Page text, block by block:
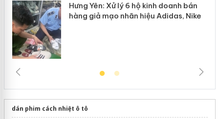
Hưng Yên: Xử lý 6 hộ kinh doanh bán
hàng giả mạo nhãn hiệu Adidas, Nike
dán phim cách nhiệt ô tô